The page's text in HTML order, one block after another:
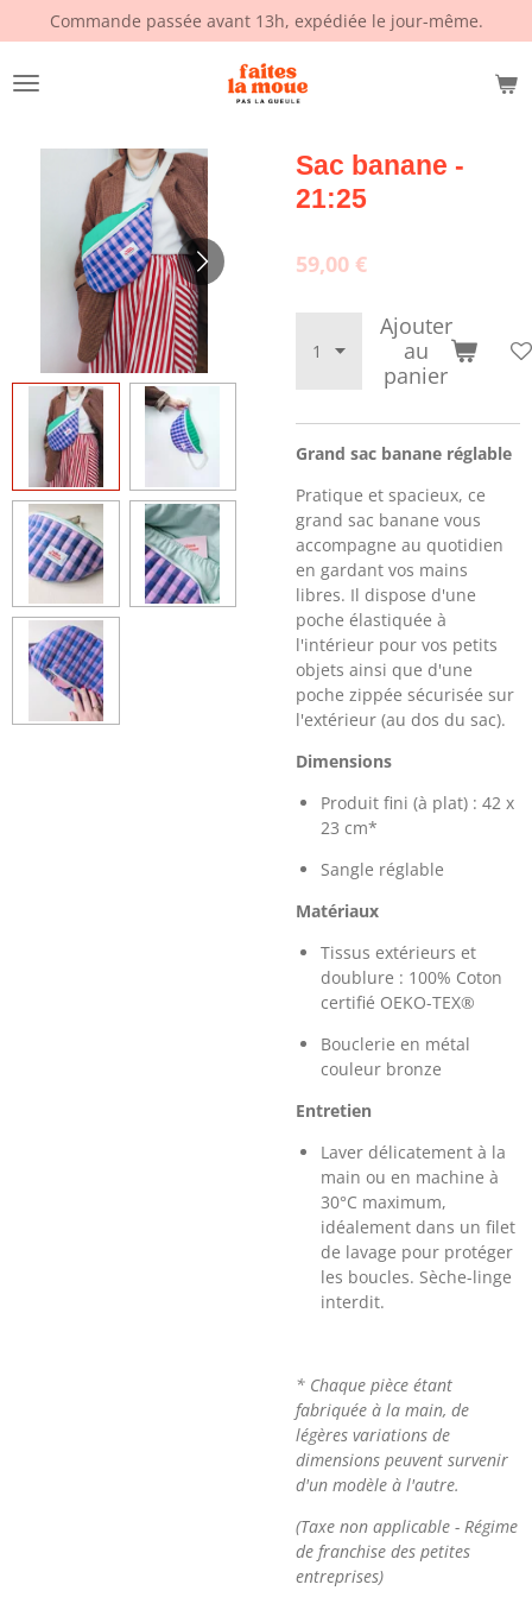
Passer
au
contenu
principal
Commande passée avant 13h, expédiée le jour-même.
Sac banane -
21:25
59,00 €
Ajouter
au
panier
Grand sac banane réglable
Pratique et spacieux, ce
grand sac banane vous
accompagne au quotidien
en gardant vos mains
libres. Il dispose d'une
poche élastiquée à
l'intérieur pour vos petits
objets ainsi que d'une
poche zippée sécurisée sur
l'extérieur (au dos du sac).
Dimensions
Produit fini (à plat) : 42 x
23 cm*
Sangle réglable
Matériaux
Tissus extérieurs et
doublure : 100% Coton
certifié OEKO-TEX®
Bouclerie en métal
couleur bronze
Entretien
Laver délicatement à la
main ou en machine à
30°C maximum,
idéalement dans un filet
de lavage pour protéger
les boucles. Sèche-linge
interdit.
* Chaque pièce étant
fabriquée à la main, de
légères variations de
dimensions peuvent survenir
d'un modèle à l'autre.
(Taxe non applicable - Régime
de franchise des petites
entreprises)